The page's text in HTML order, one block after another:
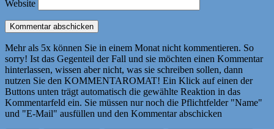
Website
Mehr als 5x können Sie in einem Monat nicht kommentieren. So
sorry! Ist das Gegenteil der Fall und sie möchten einen Kommentar
hinterlassen, wissen aber nicht, was sie schreiben sollen, dann
nutzen Sie den KOMMENTAROMAT! Ein Klick auf einen der
Buttons unten trägt automatisch die gewählte Reaktion in das
Kommentarfeld ein. Sie müssen nur noch die Pflichtfelder "Name"
und "E-Mail" ausfüllen und den Kommentar abschicken